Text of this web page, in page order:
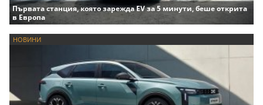
Първата станция, която зарежда EV за 5 минути, беше открита
в Европа
НОВИНИ